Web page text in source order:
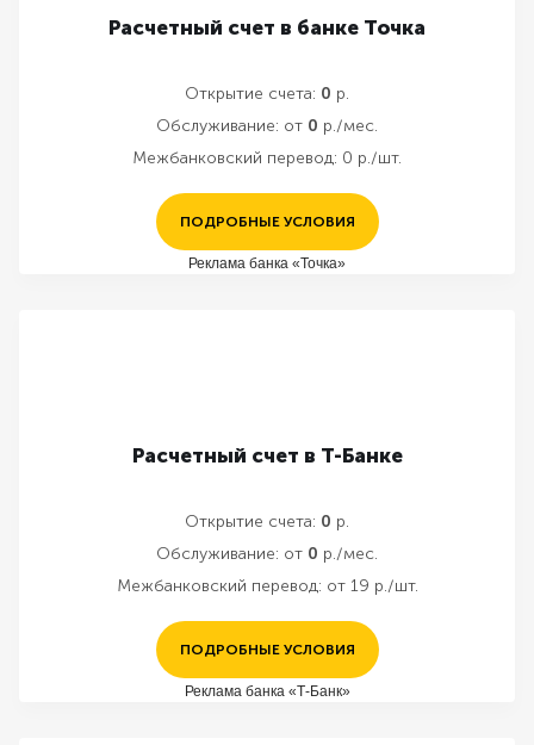
Расчетный счет в банке Точка
Открытие счета: 0 р.
Обслуживание: от 0 р./мес.
Межбанковский перевод: 0 р./шт.
ПОДРОБНЫЕ УСЛОВИЯ
Реклама банка «Точка»
Расчетный счет в Т-Банке
Открытие счета: 0 р.
Обслуживание: от 0 р./мес.
Межбанковский перевод: от 19 р./шт.
ПОДРОБНЫЕ УСЛОВИЯ
Реклама банка «Т-Банк»